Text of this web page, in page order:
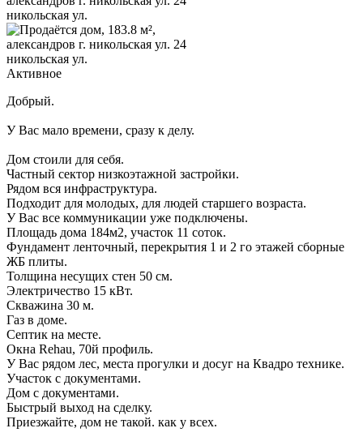
Активное
Добрый.
У Вас мало времени, сразу к делу.
Дом стоили для себя.
Частный сектор низкоэтажной застройки.
Рядом вся инфраструктура.
Подходит для молодых, для людей старшего возраста.
У Вас все коммуникации уже подключены.
Площадь дома 184м2, участок 11 соток.
Фундамент ленточный, перекрытия 1 и 2 го этажей сборные
ЖБ плиты.
Толщина несущих стен 50 см.
Электричество 15 кВт.
Скважина 30 м.
Газ в доме.
Септик на месте.
Окна Rеhаu, 70й профиль.
У Вас рядом лес, места прогулки и досуг на Квадро технике.
Участок с документами.
Дом с документами.
Быстрый выход на сделку.
Приезжайте, дом не такой. как у всех.